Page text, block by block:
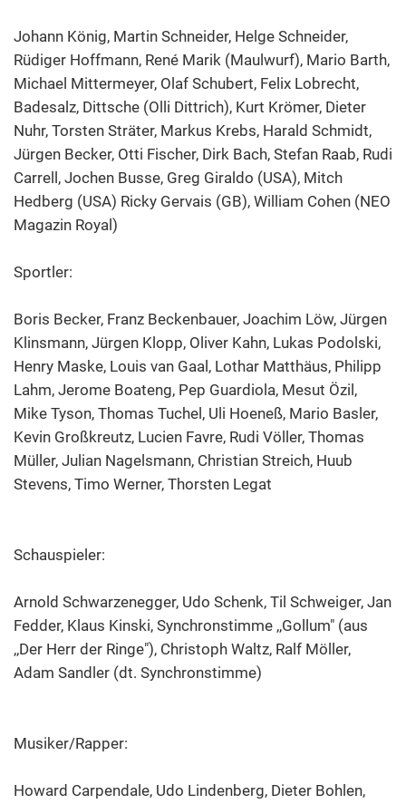
Johann König, Martin Schneider, Helge Schneider,
Rüdiger Hoffmann, René Marik (Maulwurf), Mario Barth,
Michael Mittermeyer, Olaf Schubert, Felix Lobrecht,
Badesalz, Dittsche (Olli Dittrich), Kurt Krömer, Dieter
Nuhr, Torsten Sträter, Markus Krebs, Harald Schmidt,
Jürgen Becker, Otti Fischer, Dirk Bach, Stefan Raab, Rudi
Carrell, Jochen Busse, Greg Giraldo (USA), Mitch
Hedberg (USA) Ricky Gervais (GB), William Cohen (NEO
Magazin Royal)
Sportler:
Boris Becker, Franz Beckenbauer, Joachim Löw, Jürgen
Klinsmann, Jürgen Klopp, Oliver Kahn, Lukas Podolski,
Henry Maske, Louis van Gaal, Lothar Matthäus, Philipp
Lahm, Jerome Boateng, Pep Guardiola, Mesut Özil,
Mike Tyson, Thomas Tuchel, Uli Hoeneß, Mario Basler,
Kevin Großkreutz, Lucien Favre, Rudi Völler, Thomas
Müller, Julian Nagelsmann, Christian Streich, Huub
Stevens, Timo Werner, Thorsten Legat
Schauspieler:
Arnold Schwarzenegger, Udo Schenk, Til Schweiger, Jan
Fedder, Klaus Kinski, Synchronstimme ,,Gollum" (aus
,,Der Herr der Ringe"), Christoph Waltz, Ralf Möller,
Adam Sandler (dt. Synchronstimme)
Musiker/Rapper:
Howard Carpendale, Udo Lindenberg, Dieter Bohlen,